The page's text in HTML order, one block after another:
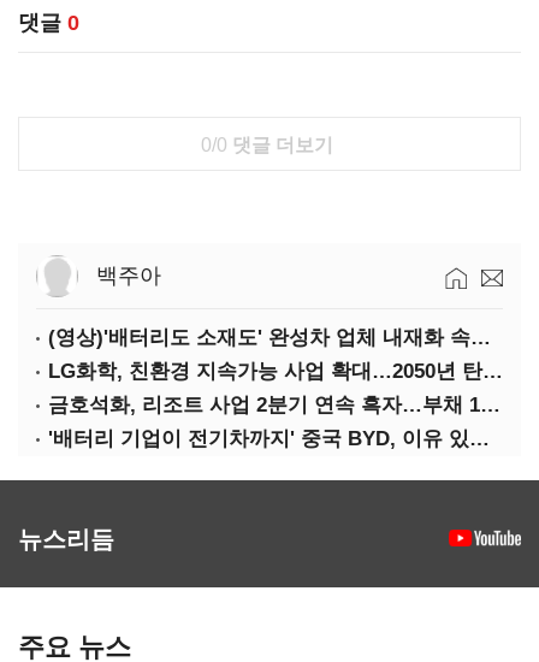
댓글 0
0/0 댓글 더보기
백주아
(영상)'배터리도 소재도' 완성차 업체 내재화 속도낸다
LG화학, 친환경 지속가능 사업 확대…2050년 탄소중립 달성
금호석화, 리조트 사업 2분기 연속 흑자…부채 170%↓
'배터리 기업이 전기차까지' 중국 BYD, 이유 있는 선전
뉴스리듬
주요 뉴스